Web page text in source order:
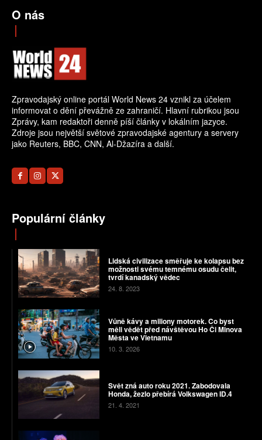
O nás
Zpravodajský online portál World News 24 vznikl za účelem
informovat o dění převážně ze zahraničí. Hlavní rubrikou jsou
Zprávy, kam redaktoři denně píší články v lokálním jazyce.
Zdroje jsou největší světové zpravodajské agentury a servery
jako Reuters, BBC, CNN, Al-Džazíra a další.
Populární články
Lidská civilizace směřuje ke kolapsu bez
možnosti svému temnému osudu čelit,
tvrdí kanadský vědec
24. 8. 2023
Vůně kávy a miliony motorek. Co byst
měli vědět před návštěvou Ho Či Minova
Města ve Vietnamu
10. 3. 2026
Svět zná auto roku 2021. Zabodovala
Honda, žezlo přebírá Volkswagen ID.4
21. 4. 2021